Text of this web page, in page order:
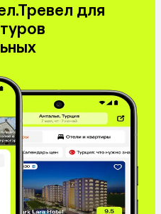
для